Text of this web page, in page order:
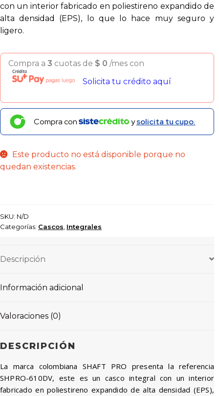
con un interior fabricado en poliestireno expandido de
alta densidad (EPS), lo que lo hace muy seguro y
ligero.
Compra a 3 cuotas de $ 0 /mes con
Solicita tu crédito aquí
Compra con ysolicita tu cupo.
Este producto no está disponible porque no
quedan existencias.
SKU: N/D
Categorías: Cascos Integrales
Descripción
Información adicional
Valoraciones (0)
DESCRIPCIÓN
La marca colombiana SHAFT PRO presenta la referencia
SHPRO-610DV, este es un casco integral con un interior
fabricado en poliestireno expandido de alta densidad (EPS),